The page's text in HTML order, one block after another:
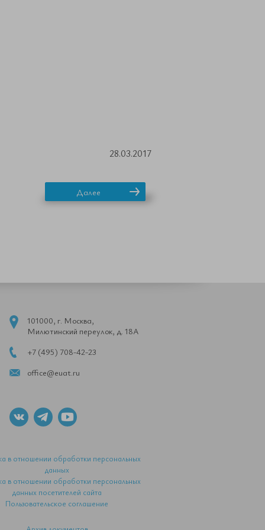
28.03.2017
Далее
101000, г. Москва,
Милютинский переулок, д. 18А
+7 (495) 708-42-23
office@euat.ru
в отношении обработки персональных
данных
в отношении обработки персональных
данных посетителей сайта
Пользовательское соглашение